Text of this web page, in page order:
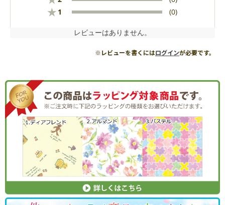
★ 1 (0)
レビューはありません。
※レビューを書くにはログインが必要です。